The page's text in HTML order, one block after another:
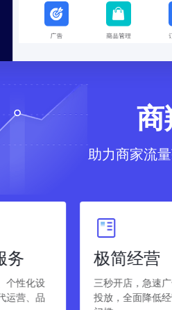
商
助力商家流
极简经营
三秒开店，急速广告
投放，全面降低经营
全
亿
精